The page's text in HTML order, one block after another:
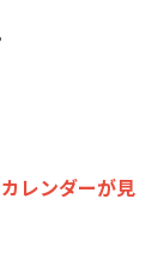
レンダーが見